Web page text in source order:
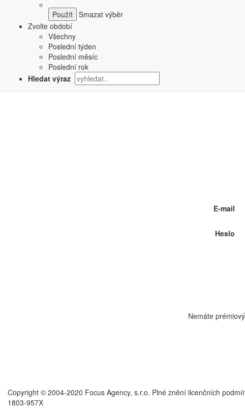
Smazat výběr
Zvolte období
Všechny
Poslední týden
Poslední měsíc
Poslední rok
Hledat výraz
E-mail
Heslo
Nemáte
Copyright © 2004-2020 Focus Agency, s.r.o. Plné znění licenčních
1803-957X